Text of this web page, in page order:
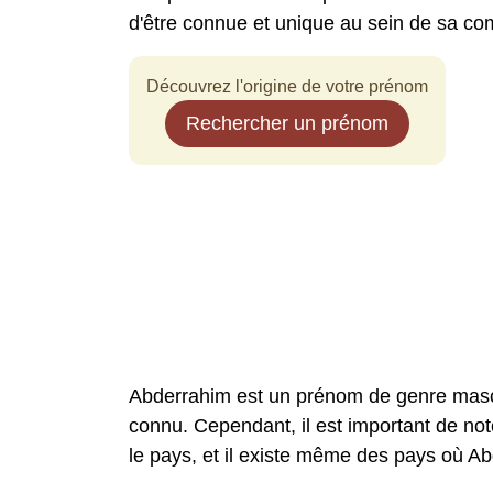
d'être connue et unique au sein de sa
Découvrez l'origine de votre prénom
Rechercher un prénom
Abderrahim est un prénom de genre
connu. Cependant, il est important de
le pays, et il existe même des pays où